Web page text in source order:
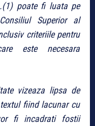
poate fi luata pe
Superior al
criteriile pentru
este necesara
vizeaza lipsa de
fiind lacunar cu
fi incadrati fostii